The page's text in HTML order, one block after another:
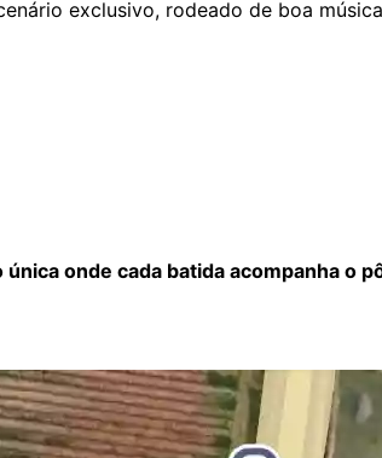
exclusivo, rodeado de boa
onde cada batida acompanha o